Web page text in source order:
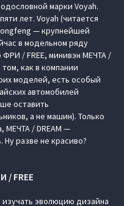
марки Voyah.
лет. Voyah (читается
— крупнейшей
в модельном ряду
/ FREE, минивэн МЕЧТА /
том, как в компании
моделей, есть особый
автомобилей
оставить
а не машин). Только
МЕЧТА / DREAM —
Ну разве не красиво?
/ FREE
эволюцию дизайна